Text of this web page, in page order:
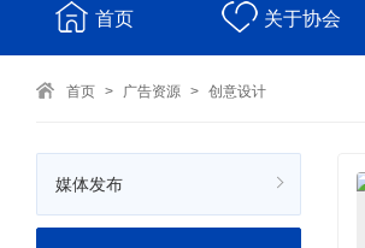
首页 关于协会
首页 > 广告资源 > 创意设计
媒体发布